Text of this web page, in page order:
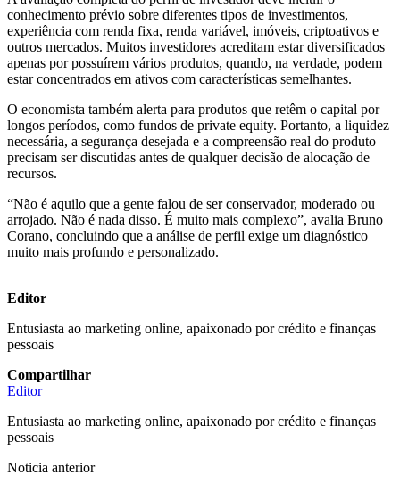
conhecimento prévio sobre diferentes tipos de investimentos,
experiência com renda fixa, renda variável, imóveis, criptoativos e
outros mercados. Muitos investidores acreditam estar diversificados
apenas por possuírem vários produtos, quando, na verdade, podem
estar concentrados em ativos com características semelhantes.
O economista também alerta para produtos que retêm o capital por
longos períodos, como fundos de private equity. Portanto, a liquidez
necessária, a segurança desejada e a compreensão real do produto
precisam ser discutidas antes de qualquer decisão de alocação de
recursos.
“Não é aquilo que a gente falou de ser conservador, moderado ou
arrojado. Não é nada disso. É muito mais complexo”, avalia Bruno
Corano, concluindo que a análise de perfil exige um diagnóstico
muito mais profundo e personalizado.
Editor
Entusiasta ao marketing online, apaixonado por crédito e finanças
pessoais
Compartilhar
Editor
Entusiasta ao marketing online, apaixonado por crédito e finanças
pessoais
Noticia anterior